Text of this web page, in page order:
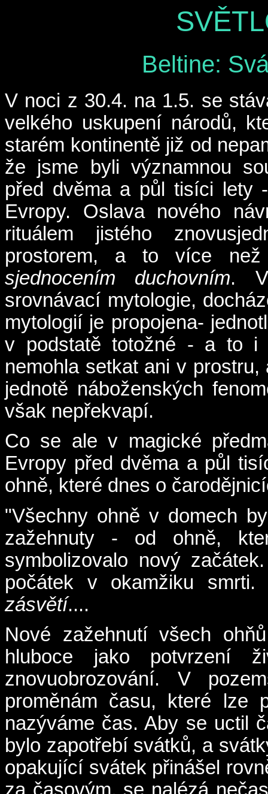
Beltine:
V noci z 30.4. na 1.5. se
velkého uskupení národů,
starém kontinentě již od
že jsme byli významnou
před dvěma a půl tisíci lety
Evropy. Oslava nového
rituálem jistého
prostorem, a to více než
sjednocením duchovním.
srovnávací mytologie,
mytologií je propojena-
v podstatě totožné - a to i
nemohla setkat ani v
jednotě náboženských
však nepřekvapí.
Co se ale v magické
Evropy před dvěma a půl
ohně, které dnes o
"Všechny ohně v domech
zažehnuty - od ohně,
symbolizovalo nový
počátek v okamžiku
zásvětí....
Nové zažehnutí všech
hluboce jako potvrzení
znovuobrozování. V
proměnám času, které lze
nazýváme čas. Aby se uctil
bylo zapotřebí svátků, a
opakující svátek přinášel